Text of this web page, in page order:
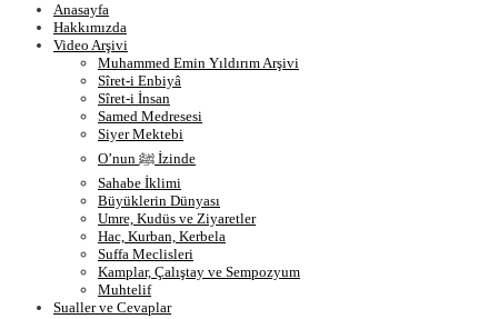
Anasayfa
Hakkımızda
Video Arşivi
Muhammed Emin Yıldırım Arşivi
Sîret-i Enbiyâ
Sîret-i İnsan
Samed Medresesi
Siyer Mektebi
O’nun ﷺ İzinde
Sahabe İklimi
Büyüklerin Dünyası
Umre, Kudüs ve Ziyaretler
Hac, Kurban, Kerbela
Suffa Meclisleri
Kamplar, Çalıştay ve Sempozyum
Muhtelif
Sualler ve Cevaplar